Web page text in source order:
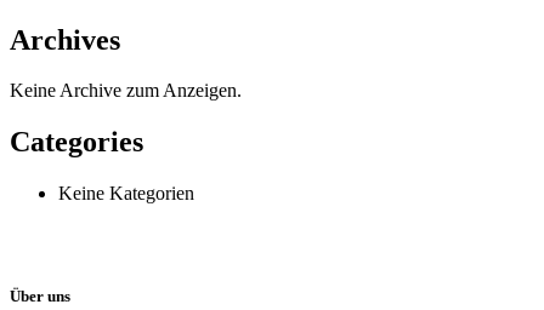
Archives
Keine Archive zum Anzeigen.
Categories
Keine Kategorien
Über uns